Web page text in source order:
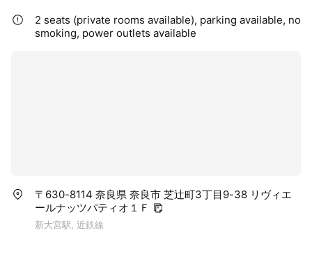
○アイブロウ
美眉アイブロウスタイリング ¥4300
2 seats (private rooms available), parking available, no
smoking, power outlets available
〒630-8114 奈良県 奈良市 芝辻町3丁目9-38 リヴィエ
ールナッツパティオ１Ｆ
新大宮駅, 近鉄線